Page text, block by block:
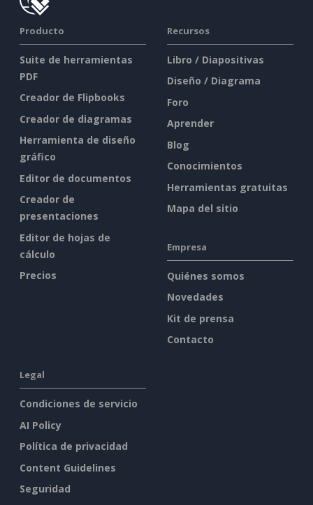
Producto
Suite de herramientas
PDF
Creador de Flipbooks
Creador de diagramas
Herramienta de diseño
gráfico
Editor de documentos
Creador de
presentaciones
Editor de hojas de
cálculo
Precios
Recursos
Libro / Diapositivas
Diseño / Diagrama
Foro
Aprender
Blog
Conocimientos
Herramientas gratuitas
Mapa del sitio
Empresa
Quiénes somos
Novedades
Kit de prensa
Contacto
Legal
Condiciones de servicio
AI Policy
Política de privacidad
Content Guidelines
Seguridad